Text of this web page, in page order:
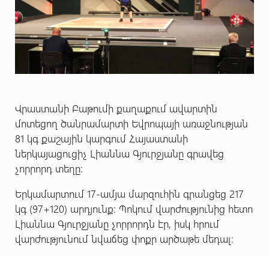
Վրաստանի Բաթումի քաղաքում ավարտին
մոտեցող ծանրամարտի Եվրոպայի առաջնության
81 կգ քաշային կարգում Հայաստանի
ներկայացուցիչ Լիաննա Գյուրջյանը գրավեց
չորրորդ տեղը:
Երկամարտում 17-ամյա մարզուհին գրանցեց 217
կգ (97+120) արդյունք: Պոկում վարժությունից հետո
Լիաննա Գյուրջյանը չորրորդն էր, իսկ հրում
վարժությունում նվաճեց փոքր արծաթե մեդալ: